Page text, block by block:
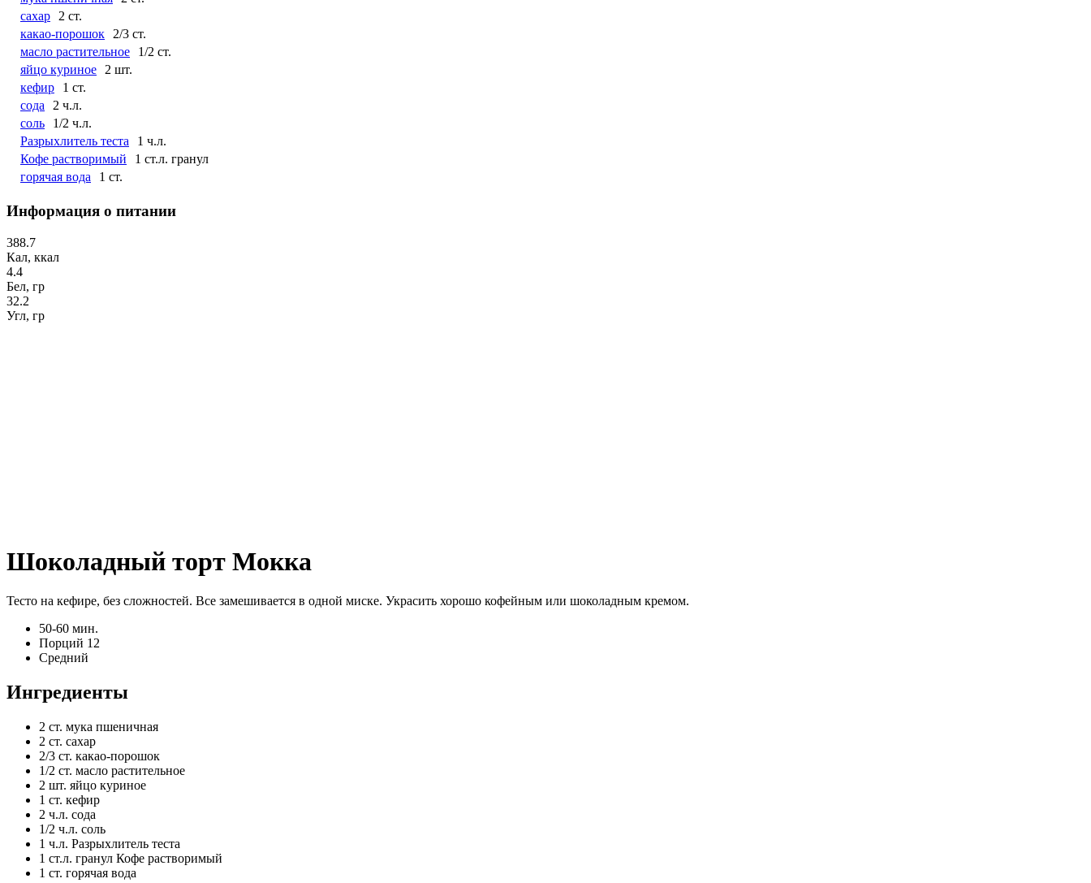
2 ст.
сахар
2/3 ст.
какао-порошок
1/2 ст.
масло растительное
2 шт.
яйцо куриное
1 ст.
кефир
2 ч.л.
сода
1/2 ч.л.
соль
1 ч.л.
Разрыхлитель теста
1 ст.л. гранул
Кофе растворимый
1 ст.
горячая вода
Информация о питании
388.7
Кал, ккал
4.4
Бел, гр
32.2
Угл, гр
Шоколадный торт Мокка
Тесто на кефире, без сложностей. Все замешивается в одной миске. Украсить хорошо кофейным или шоколадным кремом.
50-60 мин.
Порций 12
Средний
Ингредиенты
2 ст. мука пшеничная
2 ст. сахар
2/3 ст. какао-порошок
1/2 ст. масло растительное
2 шт. яйцо куриное
1 ст. кефир
2 ч.л. сода
1/2 ч.л. соль
1 ч.л. Разрыхлитель теста
1 ст.л. гранул Кофе растворимый
1 ст. горячая вода